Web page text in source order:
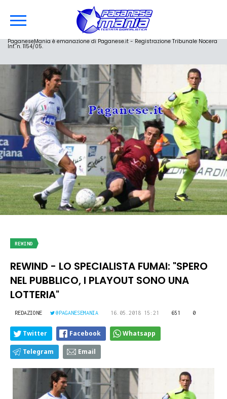
PaganeseMania è emanazione di Paganese.it - Registrazione Tribunale Nocera
Inf. n. 1154/05.
REWIND
REWIND - LO SPECIALISTA FUMAI: "SPERO
NEL PUBBLICO, I PLAYOUT SONO UNA
LOTTERIA"
REDAZIONE @PAGANESEMANIA 16.05.2018 15:21 651 0
Twitter Facebook Whatsapp
Telegram Email